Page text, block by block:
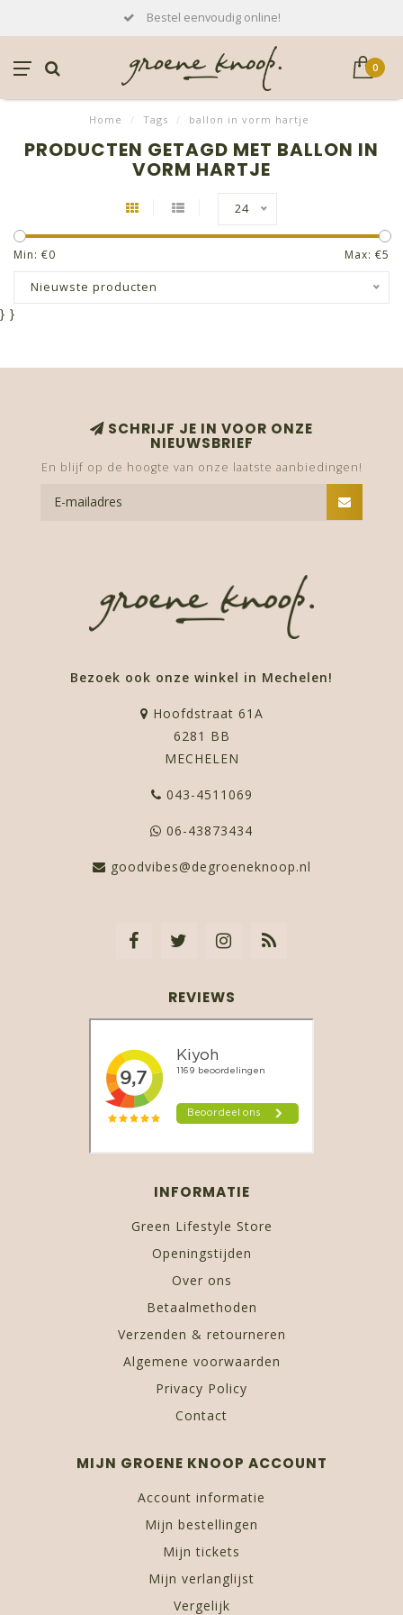
Bestel eenvoudig online!
0
Home / Tags / ballon in vorm hartje
PRODUCTEN GETAGD MET BALLON IN
VORM HARTJE
24
Min: €0 Max: €5
Nieuwste producten
} }
SCHRIJF JE IN VOOR ONZE
NIEUWSBRIEF
En blijf op de hoogte van onze laatste aanbiedingen!
Bezoek ook onze winkel in Mechelen!
Hoofdstraat 61A
6281 BB
MECHELEN
043-4511069
06-43873434
goodvibes@degroeneknoop.nl
REVIEWS
INFORMATIE
Green Lifestyle Store
Openingstijden
Over ons
Betaalmethoden
Verzenden & retourneren
Algemene voorwaarden
Privacy Policy
Contact
MIJN GROENE KNOOP ACCOUNT
Account informatie
Mijn bestellingen
Mijn tickets
Mijn verlanglijst
Vergelijk